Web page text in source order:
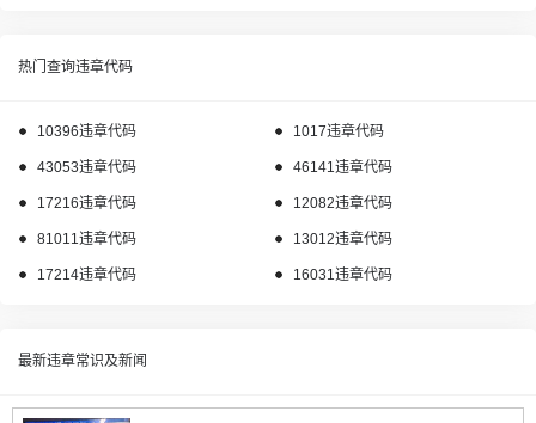
热门查询违章代码
10396违章代码 1017违章代码
43053违章代码 46141违章代码
17216违章代码 12082违章代码
81011违章代码 13012违章代码
17214违章代码 16031违章代码
最新违章常识及新闻